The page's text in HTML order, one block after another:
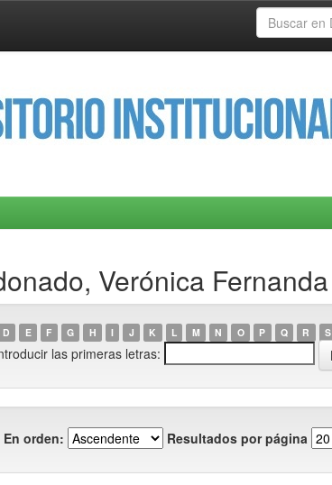
Verónica Fernanda
D E F G H I J K L M N O P Q R S
las primeras letras:
En orden: Resultados por página